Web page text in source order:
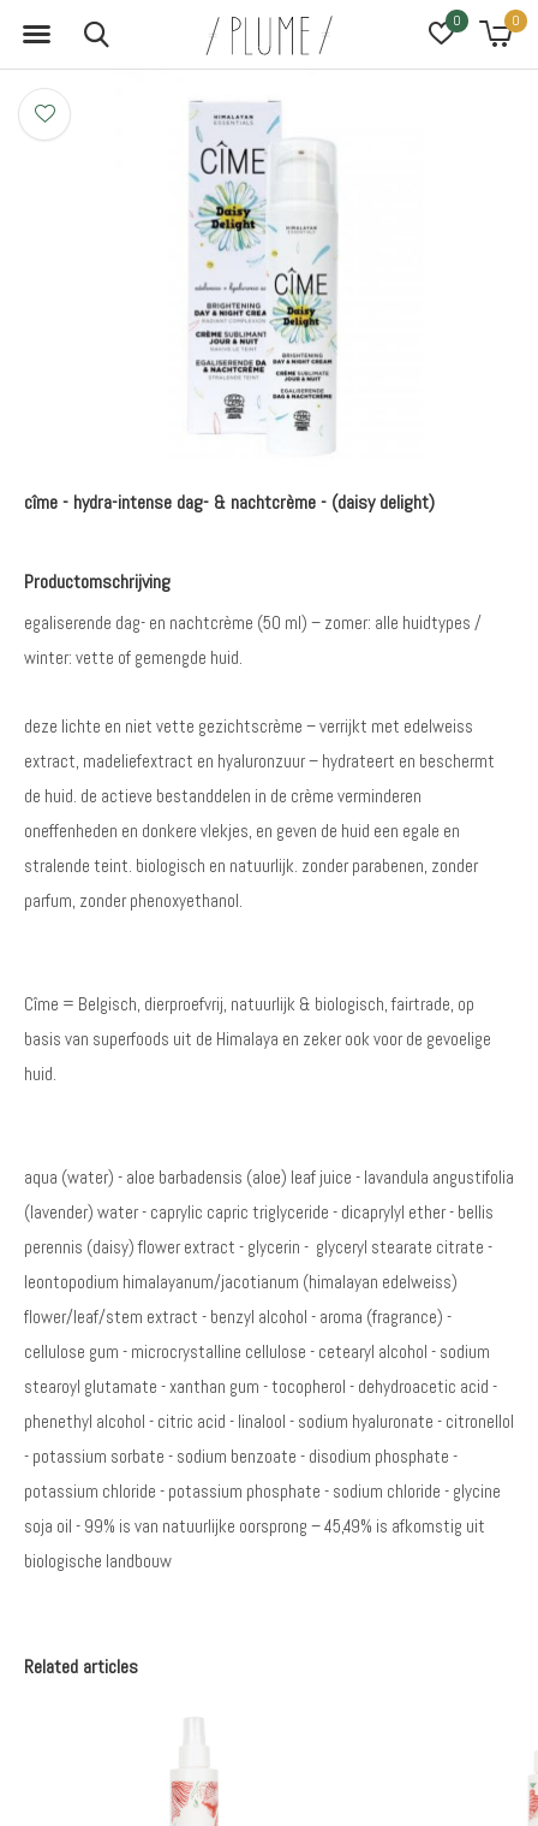
0 0
cîme - hydra-intense dag- & nachtcrème - (daisy delight)
Productomschrijving
egaliserende dag- en nachtcrème (50 ml) – zomer: alle huidtypes /
winter: vette of gemengde huid.
deze lichte en niet vette gezichtscrème – verrijkt met edelweiss
extract, madeliefextract en hyaluronzuur – hydrateert en beschermt
de huid. de actieve bestanddelen in de crème verminderen
oneffenheden en donkere vlekjes, en geven de huid een egale en
stralende teint. biologisch en natuurlijk. zonder parabenen, zonder
parfum, zonder phenoxyethanol.
Cîme = Belgisch, dierproefvrij, natuurlijk & biologisch, fairtrade, op
basis van superfoods uit de Himalaya en zeker ook voor de gevoelige
huid.
aqua (water) - aloe barbadensis (aloe) leaf juice - lavandula angustifolia
(lavender) water - caprylic capric triglyceride - dicaprylyl ether - bellis
perennis (daisy) flower extract - glycerin - glyceryl stearate citrate -
leontopodium himalayanum/jacotianum (himalayan edelweiss)
flower/leaf/stem extract - benzyl alcohol - aroma (fragrance) -
cellulose gum - microcrystalline cellulose - cetearyl alcohol - sodium
stearoyl glutamate - xanthan gum - tocopherol - dehydroacetic acid -
phenethyl alcohol - citric acid - linalool - sodium hyaluronate - citronellol
- potassium sorbate - sodium benzoate - disodium phosphate -
potassium chloride - potassium phosphate - sodium chloride - glycine
soja oil - 99% is van natuurlijke oorsprong – 45,49% is afkomstig uit
biologische landbouw
Related articles